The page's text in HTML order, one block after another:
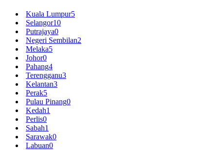
Kuala Lumpur5
Selangor10
Putrajaya0
Negeri Sembilan2
Melaka5
Johor0
Pahang4
Terengganu3
Kelantan3
Perak5
Pulau Pinang0
Kedah1
Perlis0
Sabah1
Sarawak0
Labuan0